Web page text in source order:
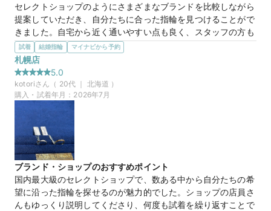
商品名 【Desserts】Canele カヌレ
価格帯
マイナビ限定
この店舗のおすすめ特典情報
WEB来店予約で、マイナビとBIJOUPIKOから ¥16,000分の電子マ
ネー＆金券プレゼント！
セレクトショップのようにさまざまなブランドを比較しながら
提案していただき、自分たちに合った指輪を見つけることがで
きました。自宅から近く通いやすい点も良く、スタッフの方も
丁寧に対応してくださり満足しています。
選んだ商品を気に入った理由
たくさんの種類の中から自分たちにぴったりのデザインを選ぶ
ことができました。シンプルながらも上品で、長く身に着けら
れると思ったことが決め手です。着け心地も良く、これから
この店舗の良かったところ
スタッフの方がとても親切で、結婚指輪について何もわからな
い私たちにも、一つひとつ丁寧に説明してくださいました。た
くさんのブランドやデザインの中から、希望に合ったものを提
案していただけたので、納得して選ぶことができました。自宅
から近く通いやすく、落ち着いた雰囲気の店内でゆっくり指輪
を選べたのも良かったです。
試着 結婚指輪 マイナビから予約
札幌店
5.0
kotoriさん（ 20代 ｜ 北海道 ）
購入・試着年月： 2026年7月
ブランド・ショップのおすすめポイント
国内最大級のセレクトショップで、数ある中から自分たちの希
望に沿った指輪を探せるのが魅力的でした。ショップの店員さ
んもゆっくり説明してくださり、何度も試着を繰り返すことで